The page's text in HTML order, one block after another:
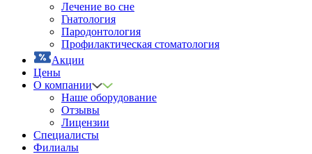
Лечение во сне
Гнатология
Пародонтология
Профилактическая стоматология
Акции
Цены
О компании
Наше оборудование
Отзывы
Лицензии
Специалисты
Филиалы